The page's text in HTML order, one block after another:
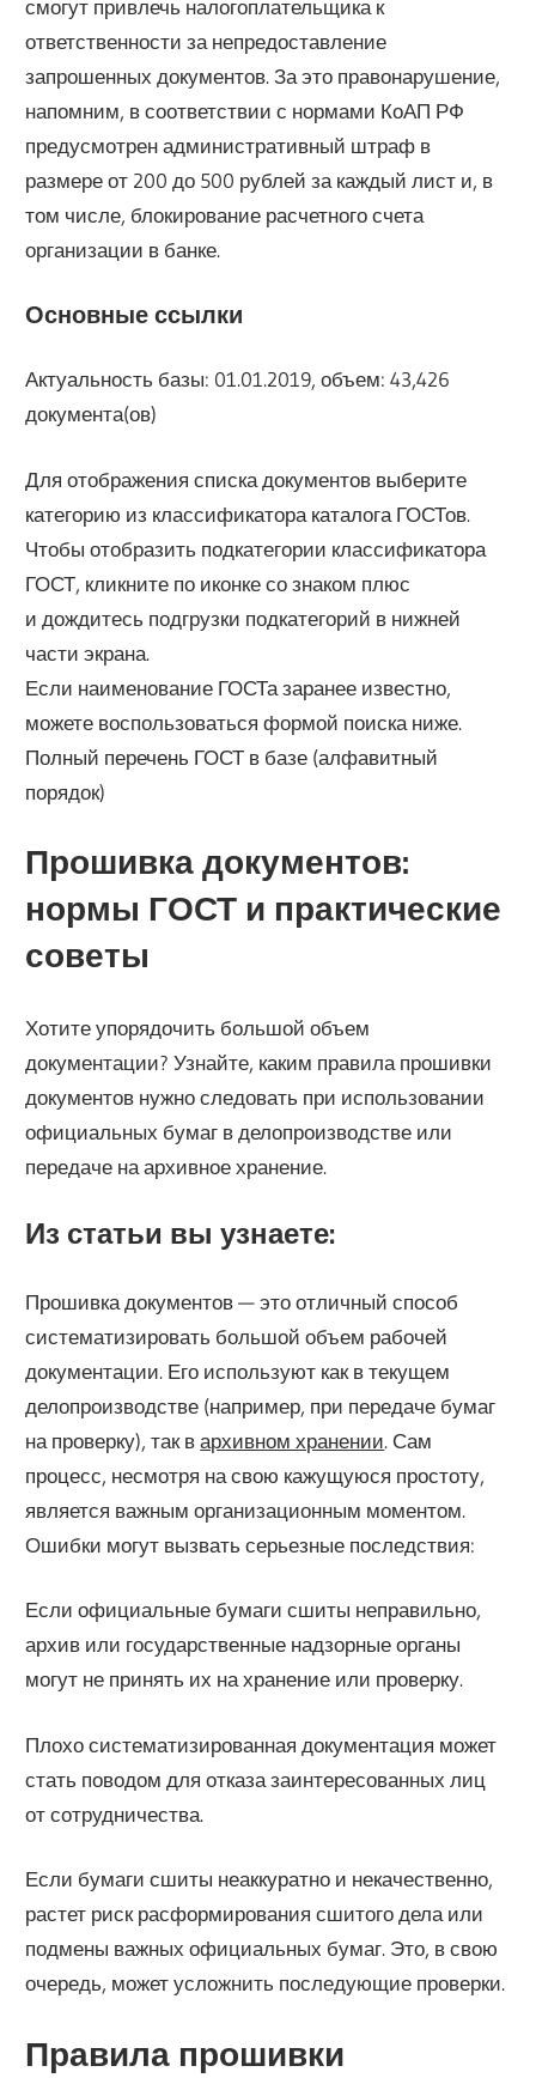
смогут привлечь налогоплательщика к
ответственности за непредоставление
запрошенных документов. За это правонарушение,
напомним, в соответствии с нормами КоАП РФ
предусмотрен административный штраф в
размере от 200 до 500 рублей за каждый лист и, в
том числе, блокирование расчетного счета
организации в банке.
Основные ссылки
Актуальность базы: 01.01.2019, объем: 43,426
документа(ов)
Для отображения списка документов выберите
категорию из классификатора каталога ГОСТов.
Чтобы отобразить подкатегории классификатора
ГОСТ, кликните по иконке со знаком плюс
и дождитесь подгрузки подкатегорий в нижней
части экрана.
Если наименование ГОСТа заранее известно,
можете воспользоваться формой поиска ниже.
Полный перечень ГОСТ в базе (алфавитный
порядок)
Прошивка документов:
нормы ГОСТ и практические
советы
Хотите упорядочить большой объем
документации? Узнайте, каким правила прошивки
документов нужно следовать при использовании
официальных бумаг в делопроизводстве или
передаче на архивное хранение.
Из статьи вы узнаете:
Прошивка документов — это отличный способ
систематизировать большой объем рабочей
документации. Его используют как в текущем
делопроизводстве (например, при передаче бумаг
на проверку), так вархивном хранении. Сам
процесс, несмотря на свою кажущуюся простоту,
является важным организационным моментом.
Ошибки могут вызвать серьезные последствия:
Если официальные бумаги сшиты неправильно,
архив или государственные надзорные органы
могут не принять их на хранение или проверку.
Плохо систематизированная документация может
стать поводом для отказа заинтересованных лиц
от сотрудничества.
Если бумаги сшиты неаккуратно и некачественно,
растет риск расформирования сшитого дела или
подмены важных официальных бумаг. Это, в свою
очередь, может усложнить последующие проверки.
Правила прошивки